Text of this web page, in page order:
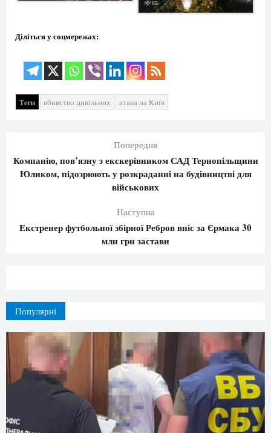
Діліться у соцмережах:
Теги вбивство цивільних атака на Київ
Попередня
Компанію, пов’язну з екскерівником САД Тернопільщини
Юликом, підозрюють у розкраданні на будівництві для
військових
Наступна
Екстренер футбольної збірної Ребров вніс за Єрмака 30
млн грн застави
Популярні